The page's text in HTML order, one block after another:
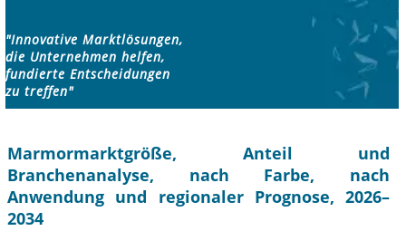
"Innovative Marktlösungen,
die Unternehmen helfen,
fundierte Entscheidungen
zu treffen"
Marmormarktgröße, Anteil und
Branchenanalyse, nach Farbe, nach
Anwendung und regionaler Prognose, 2026–
2034